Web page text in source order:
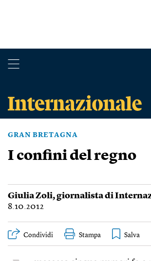
GRAN BRETAGNA
I confini del regno
Giulia Zoli, giornalista di
8.10.2012
Condividi Stampa